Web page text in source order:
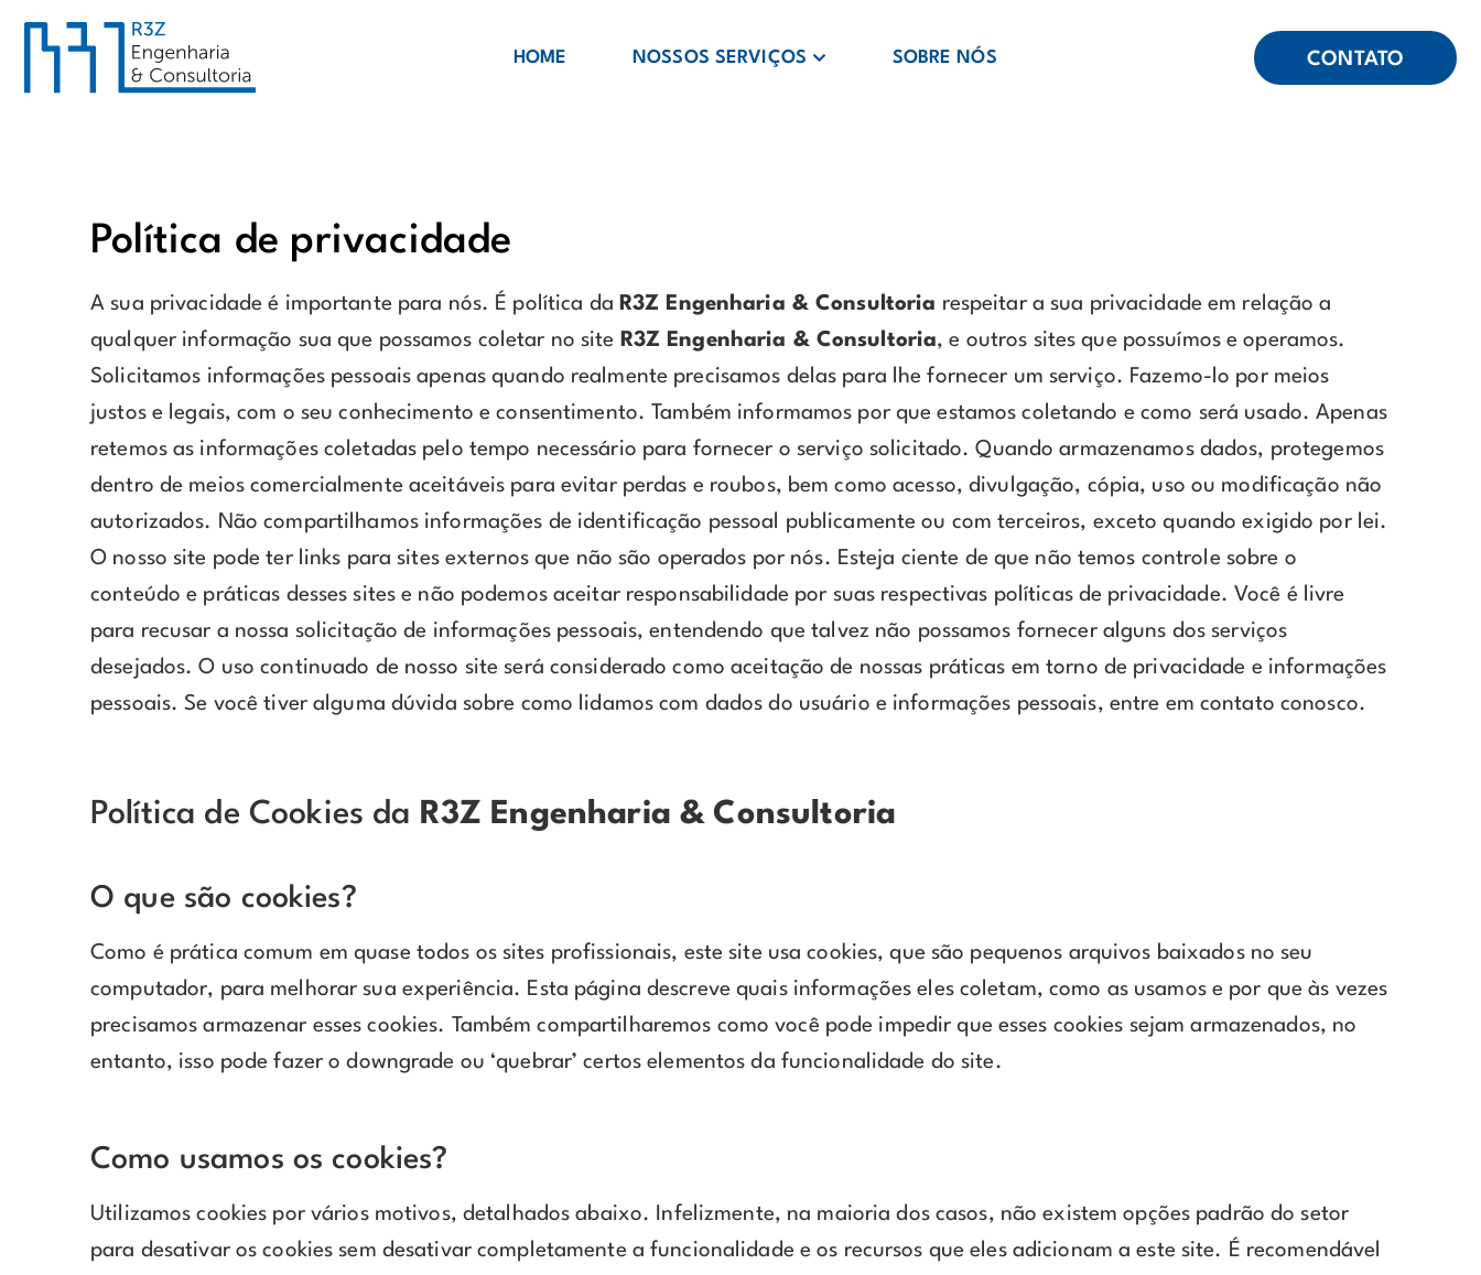
HOME NOSSOS SERVIÇOS SOBRE NÓS CONTATO
Política de privacidade
A sua privacidade é importante para nós. É política da R3Z Engenharia & Consultoria respeitar a sua privacidade em relação a
qualquer informação sua que possamos coletar no site R3Z Engenharia & Consultoria, e outros sites que possuímos e operamos.
Solicitamos informações pessoais apenas quando realmente precisamos delas para lhe fornecer um serviço. Fazemo-lo por meios
justos e legais, com o seu conhecimento e consentimento. Também informamos por que estamos coletando e como será usado. Apenas
retemos as informações coletadas pelo tempo necessário para fornecer o serviço solicitado. Quando armazenamos dados, protegemos
dentro de meios comercialmente aceitáveis para evitar perdas e roubos, bem como acesso, divulgação, cópia, uso ou modificação não
autorizados. Não compartilhamos informações de identificação pessoal publicamente ou com terceiros, exceto quando exigido por lei.
O nosso site pode ter links para sites externos que não são operados por nós. Esteja ciente de que não temos controle sobre o
conteúdo e práticas desses sites e não podemos aceitar responsabilidade por suas respectivas políticas de privacidade. Você é livre
para recusar a nossa solicitação de informações pessoais, entendendo que talvez não possamos fornecer alguns dos serviços
desejados. O uso continuado de nosso site será considerado como aceitação de nossas práticas em torno de privacidade e informações
pessoais. Se você tiver alguma dúvida sobre como lidamos com dados do usuário e informações pessoais, entre em contato conosco.
Política de Cookies da R3Z Engenharia & Consultoria
O que são cookies?
Como é prática comum em quase todos os sites profissionais, este site usa cookies, que são pequenos arquivos baixados no seu
computador, para melhorar sua experiência. Esta página descreve quais informações eles coletam, como as usamos e por que às vezes
precisamos armazenar esses cookies. Também compartilharemos como você pode impedir que esses cookies sejam armazenados, no
entanto, isso pode fazer o downgrade ou ‘quebrar’ certos elementos da funcionalidade do site.
Como usamos os cookies?
Utilizamos cookies por vários motivos, detalhados abaixo. Infelizmente, na maioria dos casos, não existem opções padrão do setor
para desativar os cookies sem desativar completamente a funcionalidade e os recursos que eles adicionam a este site. É recomendável